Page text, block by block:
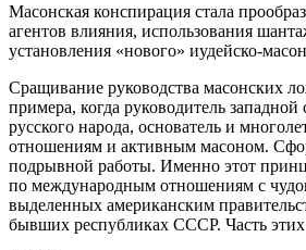
Масонская конспирация стала
агентов влияния, использования
установления «нового» иудейско-
Сращивание руководства масонских
примера, когда руководитель
русского народа, основатель и
отношениям и активным масоном.
подрывной работы. Именно этот
по международным отношениям с
выделенных американским
бывших республиках СССР. Часть этих